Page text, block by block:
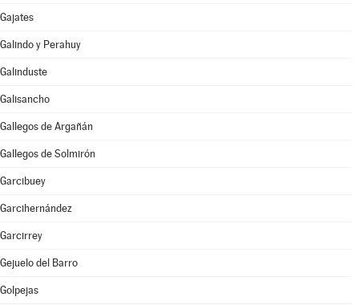
Gajates
Galindo y Perahuy
Galinduste
Galisancho
Gallegos de Argañán
Gallegos de Solmirón
Garcibuey
Garcihernández
Garcirrey
Gejuelo del Barro
Golpejas